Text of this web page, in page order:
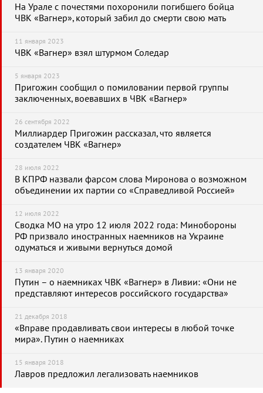
На Урале с почестями похоронили погибшего бойца
ЧВК «Вагнер», который забил до смерти свою мать
11 января 2023
ЧВК «Вагнер» взял штурмом Соледар
5 января 2023
Пригожин сообщил о помиловании первой группы
заключенных, воевавших в ЧВК «Вагнер»
26 сентября 2022
Миллиардер Пригожин рассказал, что является
создателем ЧВК «Вагнер»
28 июля 2022
В КПРФ назвали фарсом слова Миронова о возможном
объединении их партии со «Справедливой Россией»
12 июля 2022
Сводка МО на утро 12 июля 2022 года: Минобороны
РФ призвало иностранных наемников на Украине
одуматься и живыми вернуться домой
13 января 2020
Путин – о наемниках ЧВК «Вагнер» в Ливии: «Они не
представляют интересов российского государства»
21 декабря 2018
«Вправе продавливать свои интересы в любой точке
мира». Путин о наемниках
15 января 2018
Лавров предложил легализовать наемников